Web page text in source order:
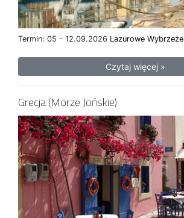
Termin: 05 - 12.09.2026 Lazurowe Wybrzeże
Czytaj więcej »
Grecja (Morze Jońskie)